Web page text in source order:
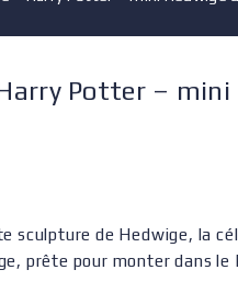
Potter – mini
sculpture de Hedwige, la
prête pour monter dans le